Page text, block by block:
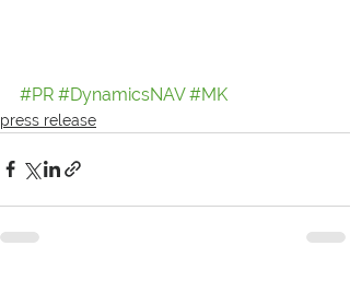
#PR #DynamicsNAV #MK
press release